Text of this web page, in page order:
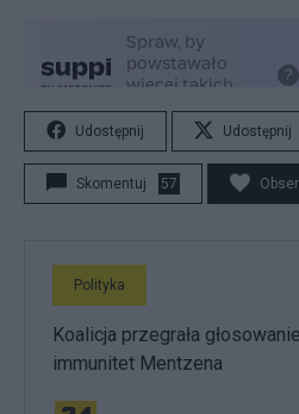
Udostępnij Udostępnij
Skomentuj 57
Polityka
Koalicja przegrała
immunitet Mentzena